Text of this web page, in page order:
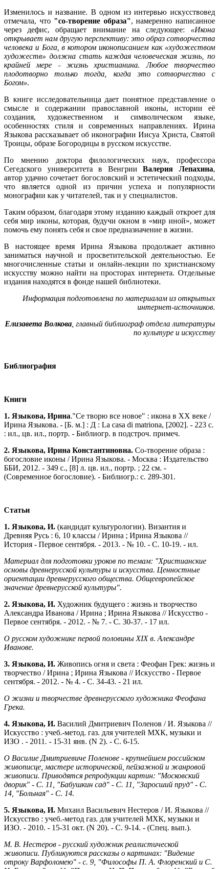
Изменилось и название. В одном из интервью искусствовед
отмечала, что"со-творение образа", намеренно написанное
через дефис, обращает внимание на следующее: «Икона
открывает нам другую перспективу: это образ сотворчества
человека и Бога, в котором иконописанием как «художеством
художеств» должна стать каждая человеческая жизнь, по
крайней мере ˗ жизнь христианина. Любое творчество
плодотворно только тогда, когда это сотворчество с
Богом».
В книге исследовательница дает понятное представление о
смысле и содержании православной иконы, истории её
создания, художественном и символическом языке,
особенностях стиля и современных направлениях. Ирина
Языкова рассказывает об иконографии Иисуа Христа, Святой
Троицы, образе Богородицы в русском искусстве.
По мнению доктора филологических наук, профессора
Сегедского университета в ВенгрииВалерия Лепахина,
автор удачно сочетает богословский и эстетический подходы,
что является одной из причин успеха и популярности
монографии как у читателей, так и у специалистов.
Таким образом, благодаря этому изданию каждый откроет для
себя мир иконы, которая, будучи окном в «мир иной», может
помочь ему понять себя и свое предназначение в жизни.
В настоящее время Ирина Языкова продолжает активно
заниматься научной и просветительской деятельностью. Ее
многочисленные статьи и онлайн-лекции по христианскому
искусству можно найти на просторах интернета. Отдельные
издания находятся в фонде нашей библиотеки.
Информация подготовлена по материалам из открытых
интернет-источников.
Елизавета Волкова , главный библиограф отдела литературы
по культуре и искусству
Библиография
Книги
1. Языкова, Ирина."Се творю все новое" : икона в ХХ веке /
Ирина Языкова. - [Б. м.] : Д : La casa di matriona, [2002]. - 223 с.
: ил., цв. ил., портр. - Библиогр. в подстроч. примеч.
2. Языкова, Ирина Константиновна. Со-творение образа :
богословие иконы / Ирина Языкова. - Москва : Издательство
ББИ, 2012. - 349 с., [8] л. цв. ил., портр. ; 22 см. -
(Современное богословие). - Библиогр.: с. 289-301.
Статьи
1. Языкова, И. (кандидат культурологии). Византия и
Древняя Русь : 6, 10 классы / Ирина ; Ирина Языкова //
История - Первое сентября. - 2013. - № 10. - С. 10-19. - ил.
Материал для подготовки уроков по темам: "Христианские
основы древнерусской культуры и искусства. Ценностные
ориентации древнерусского общества. Общеевропейское
значение древнерусской культуры".
2. Языкова, И. Художник будущего : жизнь и творчество
Александра Иванова / Ирина ; Ирина Языкова // Искусство -
Первое сентября. - 2012. - № 7. - С. 30-37. - 17 ил.
О русском художнике первой половины XIX в. Александре
Иванове.
3. Языкова, И. Живопись огня и света : Феофан Грек: жизнь и
творчество / Ирина ; Ирина Языкова // Искусство - Первое
сентября. - 2012. - № 4. - С. 34-43. - 21 ил.
О жизни и творчестве древнерусского художника Феофана
Грека.
4. Языкова, И. Василий Дмитриевич Поленов / И. Языкова //
Искусство : учеб.-метод. газ. для учителей МХК, музыки и
ИЗО . - 2011. - 15-31 янв. (N 2). - С. 6-15.
О Василие Дмитриевиче Поленове - крупнейшем российском
живописце, мастере исторической, пейзажной и жанровой
живописи. Приводятся репродукции картин: "Московский
дворик" - С. 11, "Бабушкин сад" - С. 11, "Заросший пруд" - С.
14, "Больная" - С. 14.
5. Языкова, И. Михаил Васильевич Нестеров / И. Языкова //
Искусство : учеб.-метод газ. для учителей МХК, музыки и
ИЗО. - 2010. - 15-31 окт. (N 20). - С. 9-14. - (Спец. вып.).
М. В. Нестеров - русский художник реалистической
живописи. Публикуются рассказы о картинах: "Видение
отроку Варфоломею" - с. 9, "Философы П. А. Флоренский и С.